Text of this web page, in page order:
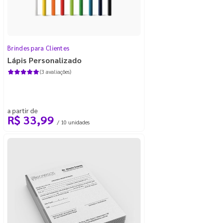
Brindes para Clientes
Lápis Personalizado
(3 avaliações)
a partir de
R$ 33,99 / 10 unidades